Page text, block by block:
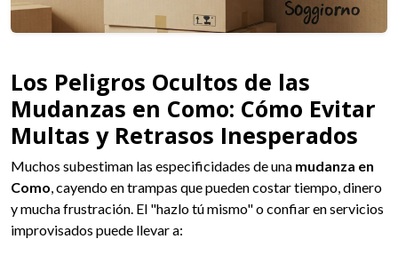
Los Peligros Ocultos de las
Mudanzas en Como: Cómo Evitar
Multas y Retrasos Inesperados
Muchos subestiman las especificidades de una mudanza en
Como, cayendo en trampas que pueden costar tiempo, dinero
y mucha frustración. El "hazlo tú mismo" o confiar en servicios
improvisados puede llevar a: